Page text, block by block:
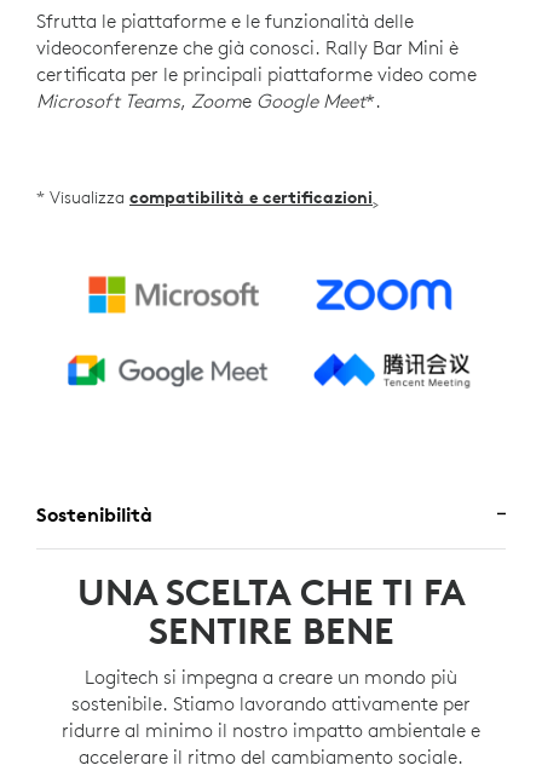
Sfrutta le piattaforme e le funzionalità delle
videoconferenze che già conosci. Rally Bar Mini è
certificata per le principali piattaforme video come
Microsoft Teams, Zoome Google Meet*.
* Visualizza compatibilità e certificazioni>
Sostenibilità
UNA SCELTA CHE TI FA
SENTIRE BENE
Logitech si impegna a creare un mondo più
sostenibile. Stiamo lavorando attivamente per
ridurre al minimo il nostro impatto ambientale e
accelerare il ritmo del cambiamento sociale.